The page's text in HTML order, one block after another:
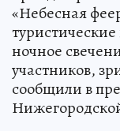
«Небесная
ночное
участников,
сообщили в